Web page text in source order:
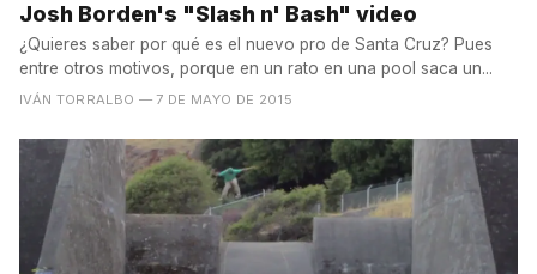
Josh Borden's "Slash n' Bash" video
¿Quieres saber por qué es el nuevo pro de Santa Cruz? Pues
entre otros motivos, porque en un rato en una pool saca un...
IVÁN TORRALBO — 7 DE MAYO DE 2015